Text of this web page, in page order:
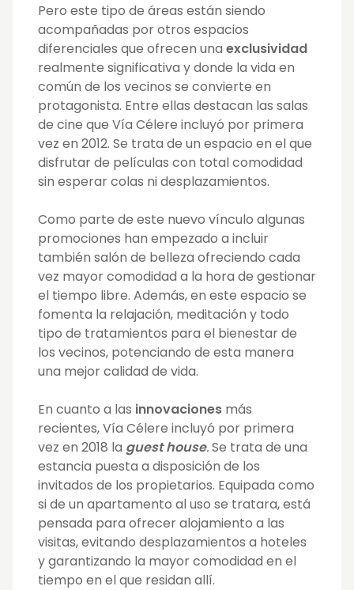
Pero este tipo de áreas están siendo
acompañadas por otros espacios
diferenciales que ofrecen una exclusividad
realmente significativa y donde la vida en
común de los vecinos se convierte en
protagonista. Entre ellas destacan las salas
de cine que Vía Célere incluyó por primera
vez en 2012. Se trata de un espacio en el que
disfrutar de películas con total comodidad
sin esperar colas ni desplazamientos.
Como parte de este nuevo vínculo algunas
promociones han empezado a incluir
también salón de belleza ofreciendo cada
vez mayor comodidad a la hora de gestionar
el tiempo libre. Además, en este espacio se
fomenta la relajación, meditación y todo
tipo de tratamientos para el bienestar de
los vecinos, potenciando de esta manera
una mejor calidad de vida.
En cuanto a las innovaciones más
recientes, Vía Célere incluyó por primera
vez en 2018 la guest house.Se trata de una
estancia puesta a disposición de los
invitados de los propietarios. Equipada como
si de un apartamento al uso se tratara, está
pensada para ofrecer alojamiento a las
visitas, evitando desplazamientos a hoteles
y garantizando la mayor comodidad en el
tiempo en el que residan allí.